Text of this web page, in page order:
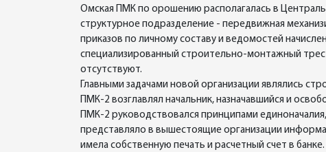
Омская ПМК по орошению располагалась в
структурное подразделение - передвижная
приказов по личному составу и ведомостей
специализированный строительно-монтажный
отсутствуют.
Главными задачами новой организации являлись
ПМК-2 возглавлял начальник, назначавшийся и
ПМК-2 руководствовался принципами
представляло в вышестоящие организации
имела собственную печать и расчетный счет в